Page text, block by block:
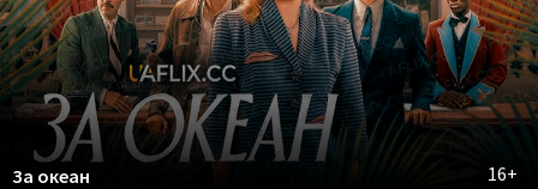
16+
За океан